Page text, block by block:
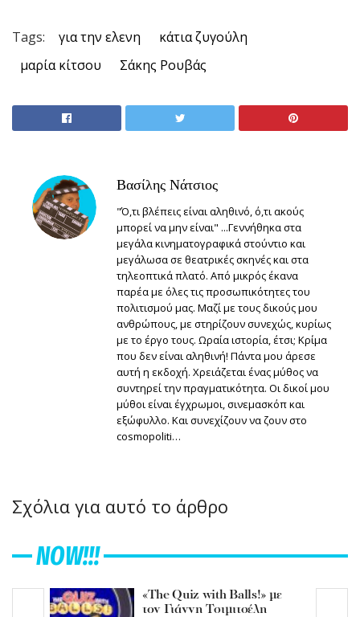
Tags: για την ελενη
κάτια ζυγούλη
μαρία κίτσου
Σάκης Ρουβάς
Βασίλης Νάτσιος
"Ό,τι βλέπεις είναι αληθινό, ό,τι ακούς
μπορεί να μην είναι" ...Γεννήθηκα στα
μεγάλα κινηματογραφικά στούντιο και
μεγάλωσα σε θεατρικές σκηνές και στα
τηλεοπτικά πλατό. Από μικρός έκανα
παρέα με όλες τις προσωπικότητες του
πολιτισμού μας. Μαζί με τους δικούς μου
ανθρώπους, με στηρίζουν συνεχώς, κυρίως
με το έργο τους. Ωραία ιστορία, έτσι; Κρίμα
που δεν είναι αληθινή! Πάντα μου άρεσε
αυτή η εκδοχή. Χρειάζεται ένας μύθος να
συντηρεί την πραγματικότητα. Οι δικοί μου
μύθοι είναι έγχρωμοι, σινεμασκόπ και
εξώφυλλο. Και συνεχίζουν να ζουν στο
cosmopoliti…
Σχόλια για αυτό το άρθρο
NOW!!!
«The Quiz with Balls!» με
τον Γιάννη Τσιμιτσέλη